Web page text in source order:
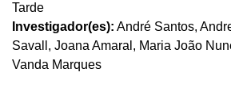
Tarde
Investigador(es): André Santos,
Savall, Joana Amaral, Maria João
Vanda Marques